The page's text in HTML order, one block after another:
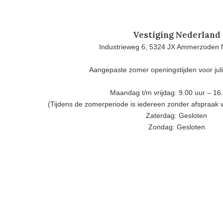
Vestiging Nederland
Industrieweg 6, 5324 JX Ammerzoden
Aangepaste zomer openingstijden voor
Maandag t/m vrijdag: 9.00 uur –
(Tijdens de zomerperiode is iedereen zonder afspraak
Zaterdag: Gesloten
Zondag: Gesloten